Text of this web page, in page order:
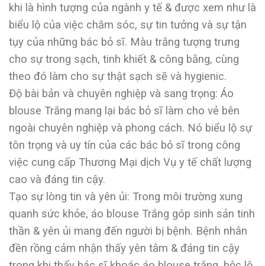
khi là hình tượng của ngành y tế & được xem như là
biểu lộ của việc chăm sóc, sự tin tưởng và sự tận
tụy của những bác bỏ sĩ. Màu trắng tượng trưng
cho sự trong sạch, tinh khiết & công bằng, cùng
theo đó làm cho sự thật sạch sẽ và hygienic.
Độ bài bản và chuyên nghiệp và sang trọng: Áo
blouse Trắng mang lại bác bỏ sĩ làm cho vẻ bên
ngoài chuyên nghiệp và phong cách. Nó biểu lộ sự
tôn trọng và uy tín của các bác bỏ sĩ trong công
việc cung cấp Thương Mại dịch Vụ y tế chất lượng
cao và đáng tin cậy.
Tạo sự lòng tin và yên ủi: Trong môi trường xung
quanh sức khỏe, áo blouse Trắng góp sinh sản tinh
thần & yên ủi mang đến người bị bệnh. Bệnh nhân
đền rồng cảm nhận thấy yên tâm & đáng tin cậy